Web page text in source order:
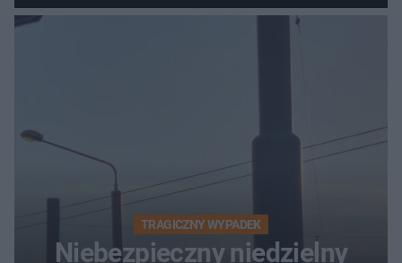
TRAGICZNY WYPADEK
Niebezpieczny niedzielny